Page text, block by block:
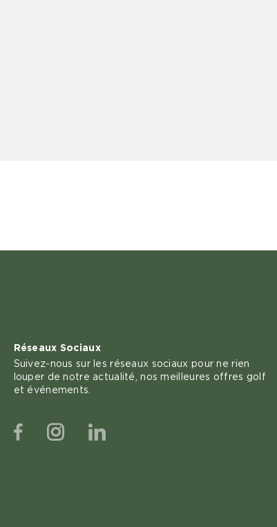
Réseaux Sociaux
Suivez-nous sur les réseaux sociaux pour ne rien
louper de notre actualité, nos meilleures offres golf
et événements.
FacebookInstagramLinkedin